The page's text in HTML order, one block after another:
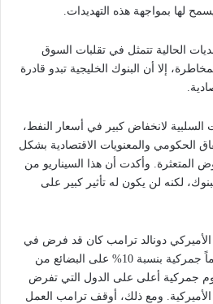
لها بمواجهة هذه التهديدات.
الحالية تتمثل في تقلبات السوق
إلا أن البنوك الخليجية تبدو قادرة
السلبية لانخفاض كبير في أسعار النفط،
الحكومي والمعنويات الاقتصادية بشكل
المتعثرة. وأكدت أن هذا السيناريو من
لكنه لن يكون له تأثير كبير على
الأميركي دونالد ترامب كان قد فرض في
الثاني من أبريل الماضي رسوماً جمركية بنسبة 10% على البضائع من
جمركية أعلى على الدول التي تفرض
ومع ذلك، أوقف ترامب العمل